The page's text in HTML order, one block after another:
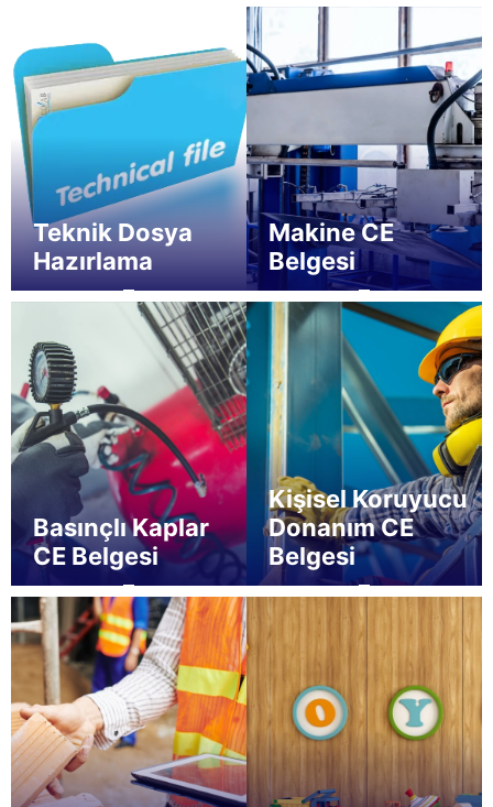
Teknik Dosya
Hazırlama
Makine CE
Belgesi
Basınçlı Kaplar
CE Belgesi
Kişisel Koruyucu
Donanım CE
Belgesi